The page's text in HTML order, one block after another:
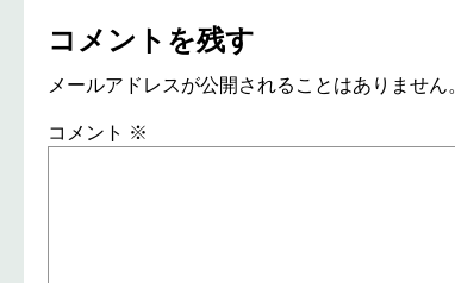
コメントを残す
メールアドレスが公開されることはありません。
コメント ※